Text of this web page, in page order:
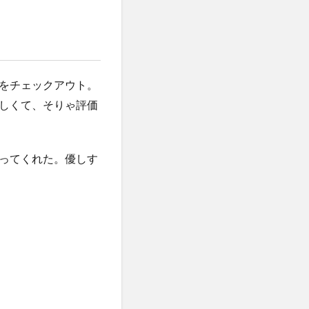
チェックアウト。
くて、そりゃ評価
てくれた。優しす